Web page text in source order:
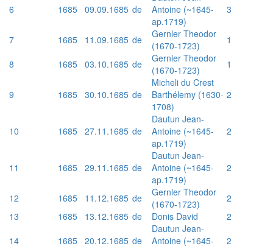
6 1685 09.09.1685 de
Antoine (~1645-
ap.1719)
3
7 1685 11.09.1685 de
Gernler Theodor
(1670-1723)
1
8
1685 03.10.1685 de
Gernler Theodor
(1670-1723)
1
9 1685 30.10.1685 de
Micheli du Crest
Barthélemy (1630-
1708)
2
10 1685 27.11.1685 de
Dautun Jean-
Antoine (~1645-
ap.1719)
2
11 1685 29.11.1685 de
Dautun Jean-
Antoine (~1645-
ap.1719)
2
12 1685 11.12.1685 de
Gernler Theodor
(1670-1723)
2
13
1685 13.12.1685 de Donis David
2
14
1685 20.12.1685 de
Dautun Jean-
Antoine (~1645-
2